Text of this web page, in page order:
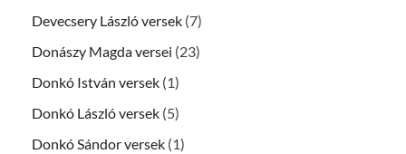
Devecsery László versek (7)
Donászy Magda versei (23)
Donkó István versek (1)
Donkó László versek (5)
Donkó Sándor versek (1)